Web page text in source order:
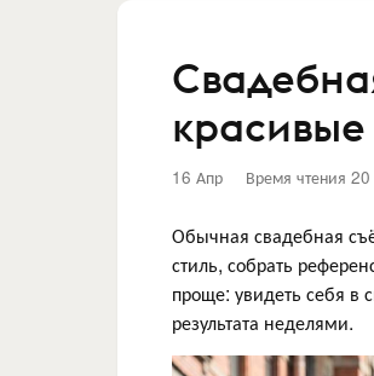
красивые
16 Апр Время чтения
Обычная свадебная
стиль, собрать
проще: увидеть себя в
результата неделями.